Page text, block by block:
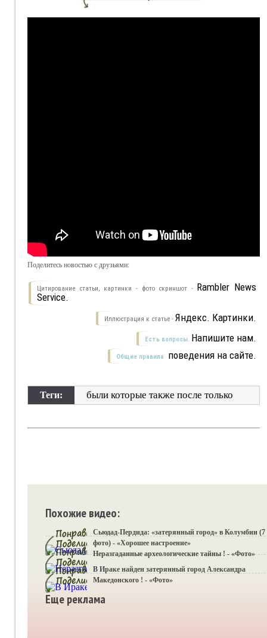
Поделитесь новостью с друзьями:
Цитирование статьи, картинки - фото скриншот - Rambler News
Service.
Иллюстрация к статье - Яндекс. Картинки.
Есть вопросы. Напишите нам.
Общие правила поведения на сайте.
Теги: были которые также после только
Похожие видео:
Сьюдад-Пердида: «затерянный город» в Колумбии (7
фото) - «Хорошее настроение»
Неразгаданные археологические тайны ! - «Фото»
В Ираке найден затерянный город Александра
Македонского ! - «Фото»
Еще реклама